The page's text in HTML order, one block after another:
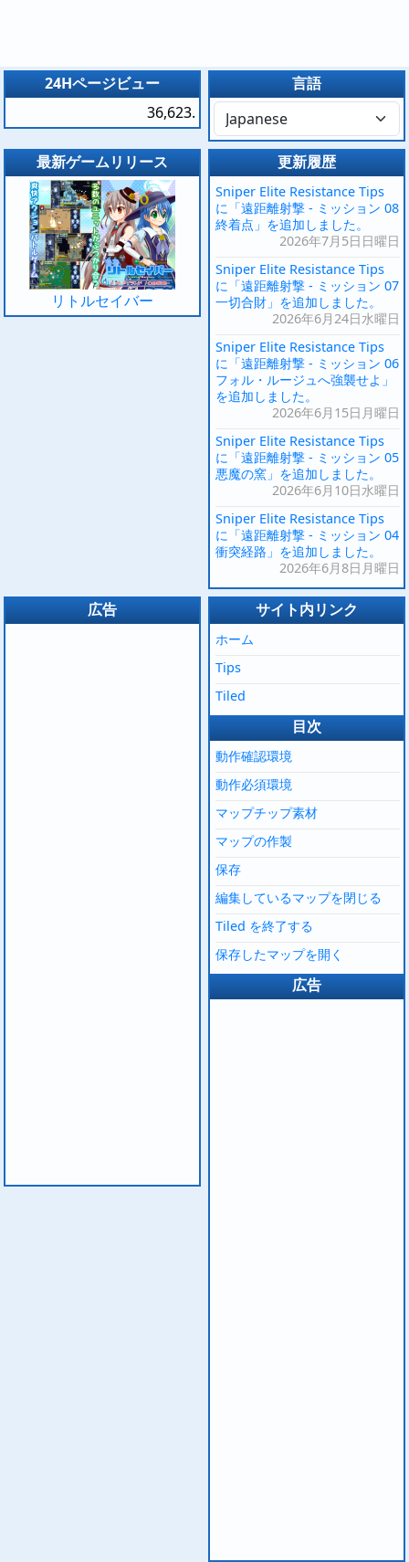
24Hページビュー
36,623.
言語
最新ゲームリリース
リトルセイバー
更新履歴
Sniper Elite Resistance Tips
に「遠距離射撃 - ミッション 08
終着点」を追加しました。
2026年7月5日日曜日
Sniper Elite Resistance Tips
に「遠距離射撃 - ミッション 07
一切合財」を追加しました。
2026年6月24日水曜日
Sniper Elite Resistance Tips
に「遠距離射撃 - ミッション 06
フォル・ルージュへ強襲せよ」
を追加しました。
2026年6月15日月曜日
Sniper Elite Resistance Tips
に「遠距離射撃 - ミッション 05
悪魔の窯」を追加しました。
2026年6月10日水曜日
Sniper Elite Resistance Tips
に「遠距離射撃 - ミッション 04
衝突経路」を追加しました。
2026年6月8日月曜日
広告 サイト内リンク
ホーム
Tips
Tiled
目次
動作確認環境
動作必須環境
マップチップ素材
マップの作製
保存
編集しているマップを閉じる
Tiled を終了する
保存したマップを開く
広告